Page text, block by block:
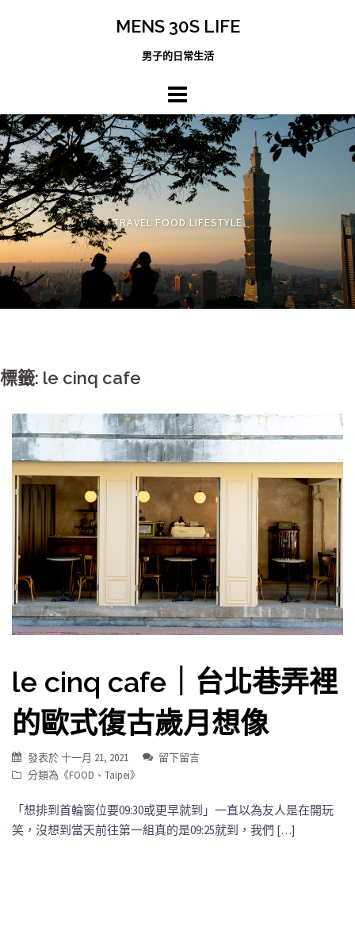
MENS 30S LIFE
男子的日常生活
TRAVEL FOOD LIFESTYLE
標籤: le cinq cafe
le cinq cafe｜台北巷弄裡
的歐式復古歲月想像
發表於十一月 21, 2021
留下留言
分類為《FOOD 、 Taipei》
「想排到首輪窗位要09:30或更早就到」一直以為友人是在開玩
笑，沒想到當天前往第一組真的是09:25就到，我們 […]